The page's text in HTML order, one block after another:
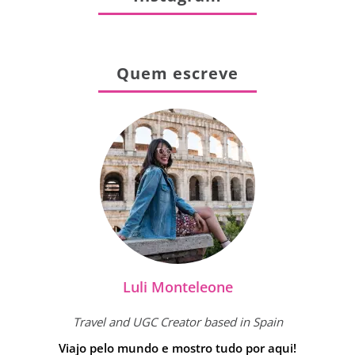
Quem escreve
Luli Monteleone
Travel and UGC Creator based in Spain
Viajo pelo mundo e mostro tudo por aqui!